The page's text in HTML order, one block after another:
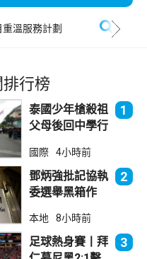
重溫服務計劃
行榜
泰國少年槍殺祖
父母後回中學行
死23傷
1
國際 4小時前
鄧炳強批記協執
委選舉黑箱作
國安一定「釘死
你」
2
本地 8小時前
足球熱身賽丨拜
3